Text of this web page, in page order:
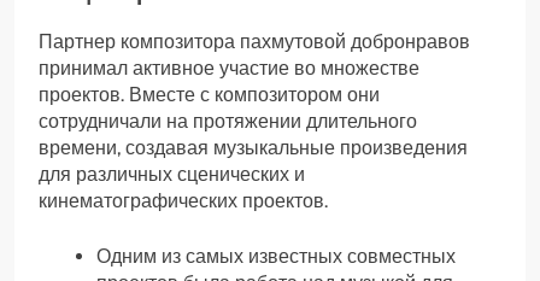
Партнер композитора пахмутовой добронравов
принимал активное участие во множестве
проектов. Вместе с композитором они
сотрудничали на протяжении длительного
времени, создавая музыкальные произведения
для различных сценических и
кинематографических проектов.
Одним из самых известных совместных